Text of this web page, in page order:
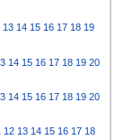
13 14 15 16 17 18 19
14 15 16 17 18 19 20
14 15 16 17 18 19 20
12 13 14 15 16 17 18